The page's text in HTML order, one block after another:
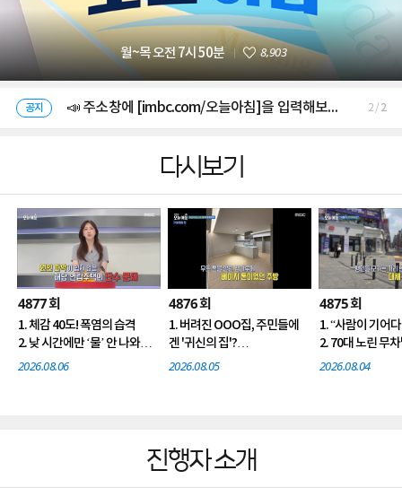
월~목 오전 7시 50분 8,903
공지
📣 주소창에 [imbc.com/오늘아침]을 입력해보세요!
1 / 2
다시보기
4877회
1. 체감 40도! 폭염의 습격
2. 낮 시간에만 ‘물’ 안 나와?
3. 죽은 새에 화학약품 테러
2026.08.06
4876회
1. 버려진 OOO집, 주민들에
겐 '귀신의 집'?
2. 폭염 속 한강 ‘오픈런’, 이
나라
2026.08.05
4875회
1. “사람이 기어
2. 70대 노린 무
3. 유럽 곳곳 '초
2026.08.04
진행자 소개